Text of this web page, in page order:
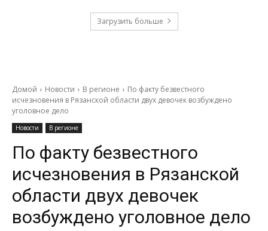
Загрузить больше